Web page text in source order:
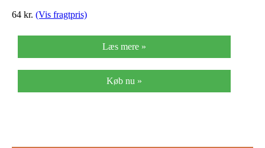
64 kr. (Vis fragtpris)
Læs mere »
Køb nu »